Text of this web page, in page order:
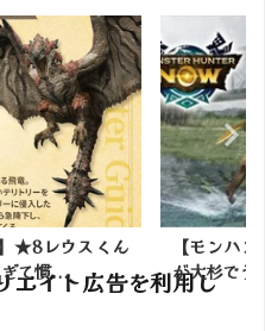
】プケ亜種の寄生
りするわ
【モン
弾・防
エイト広告を利用し